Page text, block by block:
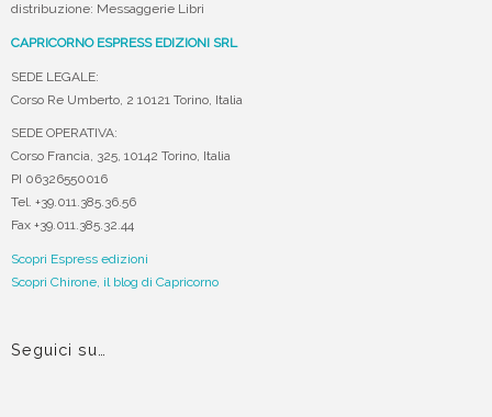
distribuzione: Messaggerie Libri
CAPRICORNO ESPRESS EDIZIONI SRL
SEDE LEGALE:
Corso Re Umberto, 2 10121 Torino, Italia
SEDE OPERATIVA:
Corso Francia, 325, 10142 Torino, Italia
PI 06326550016
Tel. +39.011.385.36.56
Fax +39.011.385.32.44
Scopri Espress edizioni
Scopri Chirone, il blog di Capricorno
Seguici su…